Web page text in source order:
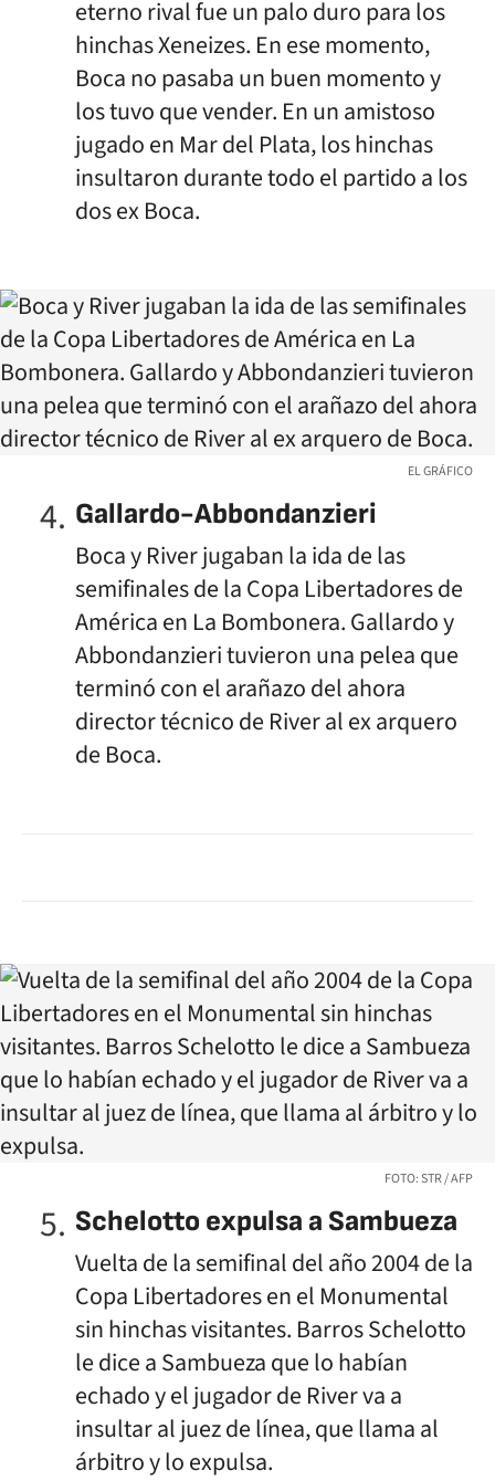
eterno rival fue un palo duro para los
hinchas Xeneizes. En ese momento,
Boca no pasaba un buen momento y
los tuvo que vender. En un amistoso
jugado en Mar del Plata, los hinchas
insultaron durante todo el partido a los
dos ex Boca.
Gallardo-Abbondanzieri
EL GRÁFICO
Boca y River jugaban la ida de las
semifinales de la Copa Libertadores de
América en La Bombonera. Gallardo y
Abbondanzieri tuvieron una pelea que
terminó con el arañazo del ahora
director técnico de River al ex arquero
de Boca.
Schelotto expulsa a Sambueza
FOTO: STR / AFP
Vuelta de la semifinal del año 2004 de la
Copa Libertadores en el Monumental
sin hinchas visitantes. Barros Schelotto
le dice a Sambueza que lo habían
echado y el jugador de River va a
insultar al juez de línea, que llama al
árbitro y lo expulsa.